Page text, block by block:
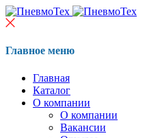
Главное меню
Главная
Каталог
О компании
О компании
Вакансии